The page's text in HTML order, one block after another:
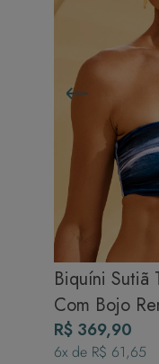
Biquíni Sutiã
Com Bojo
Água
R$ 369,90
6x de R$ 61,65